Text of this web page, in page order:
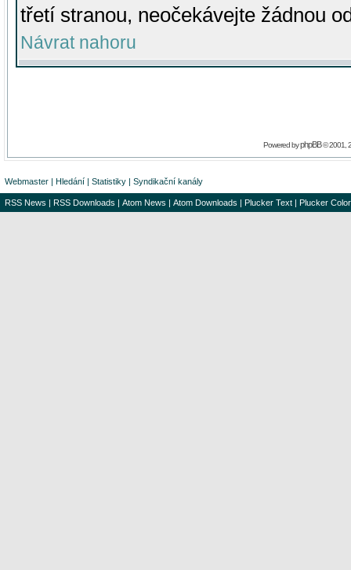
třetí stranou, neočekávejte žádnou
Návrat nahoru
Powered byphpBB© 2001,
Webmaster | Hledání | Statistiky | Syndikační kanály
RSS News | RSS Downloads | Atom News | Atom Downloads | Plucker Text | Plucker Color